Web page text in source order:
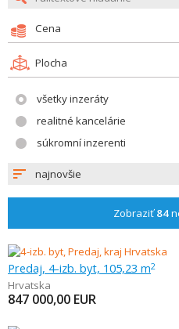
Cena
Plocha
všetky inzeráty
realitné kancelárie
súkromní inzerenti
najnovšie
Zobraziť84
Predaj, 4-izb. byt, 105,23 m2
Hrvatska
847 000,00 EUR